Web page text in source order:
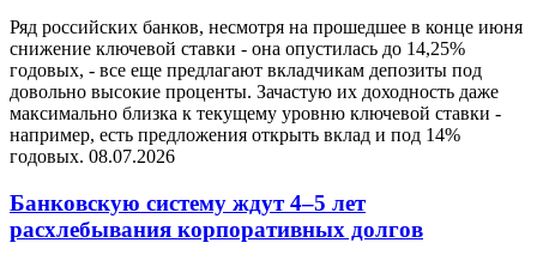
Ряд российских банков, несмотря на прошедшее в конце июня
снижение ключевой ставки - она опустилась до 14,25%
годовых, - все еще предлагают вкладчикам депозиты под
довольно высокие проценты. Зачастую их доходность даже
максимально близка к текущему уровню ключевой ставки -
например, есть предложения открыть вклад и под 14%
годовых. 08.07.2026
Банковскую систему ждут 4–5 лет
расхлебывания корпоративных долгов